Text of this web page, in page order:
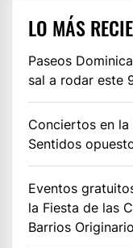
LO MÁS
Paseos
sal a rodar este
Conciertos en
Sentidos
Eventos
la Fiesta de las
Barrios